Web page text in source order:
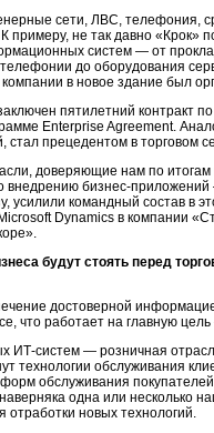
сети, ЛВС, телефония,
примеру, не так давно
систем — от
до оборудования
в новое здание был
пятилетний контракт
Enterprise Agreement.
прецедентом в торговом
доверяющие нам по
внедрению бизнес-
усилили командный состав в
Dynamics в компании
будут стоять перед
достоверной
что работает на главную
ИТ-систем — розничная
технологии обслуживания
обслуживания
одна или несколько
отработки новых технологий.